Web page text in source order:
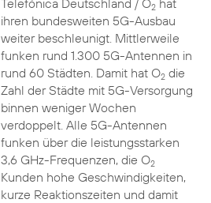
Telefónica Deutschland / O2hat
ihren bundesweiten 5G-Ausbau
weiter beschleunigt. Mittlerweile
funken rund 1.300 5G-Antennen in
rund 60 Städten. Damit hat O2die
Zahl der Städte mit 5G-Versorgung
binnen weniger Wochen
verdoppelt. Alle 5G-Antennen
funken über die leistungsstarken
3,6 GHz-Frequenzen, die O2
Kunden hohe Geschwindigkeiten,
kurze Reaktionszeiten und damit